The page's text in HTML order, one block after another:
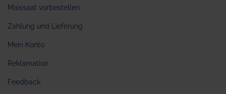
Maissaat vorbestellen
Zahlung und Lieferung
Mein Konto
Reklamation
Feedback